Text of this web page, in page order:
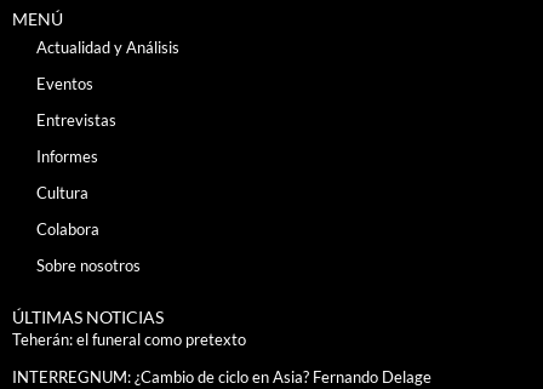
MENÚ
Actualidad y Análisis
Eventos
Entrevistas
Informes
Cultura
Colabora
Sobre nosotros
ÚLTIMAS NOTICIAS
Teherán: el funeral como pretexto
INTERREGNUM: ¿Cambio de ciclo en Asia? Fernando Delage